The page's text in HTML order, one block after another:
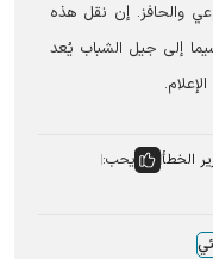
والحافز. إن نقل هذه
إلى جيل الشباب يُعد
الخطأ
يحب: